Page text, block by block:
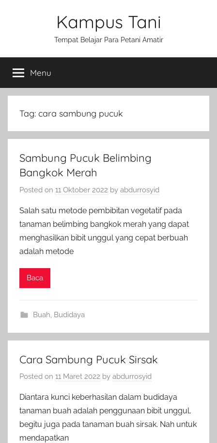
Kampus Tani
Tempat Belajar Para Petani Amatir
Menu
Tag: cara sambung pucuk
Sambung Pucuk Belimbing
Bangkok Merah
Posted on 11 Oktober 2022 by abdurrosyid
Salah satu metode pembibitan vegetatif pada
tanaman belimbing bangkok merah yang dapat
menghasilkan bibit unggul yang cepat berbuah
adalah metode
Baca
Buah Budidaya
Cara Sambung Pucuk Sirsak
Posted on 11 Maret 2022 by abdurrosyid
Diantara kunci keberhasilan dalam budidaya
tanaman buah adalah penggunaan bibit unggul,
begitu juga pada tanaman buah sirsak. Nah untuk
mendapatkan